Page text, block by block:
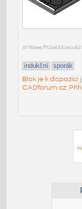
indukční sporák
Blok je k
CADforum.cz.